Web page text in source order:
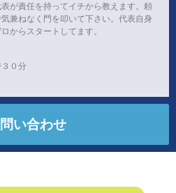
が責任を持ってイチから教えます。頼
兼ねなく門を叩いて下さい。代表自身
からスタートしてます。
０分
い合わせ